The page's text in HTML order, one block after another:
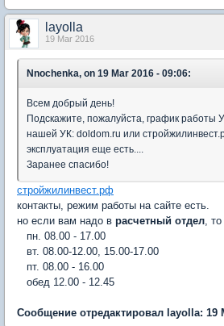
layolla
19 Mar 2016
Nnochenka, on 19 Mar 2016 - 09:06:
Всем добрый день!
Подскажите, пожалуйста, график работы
нашей УК: doldom.ru или
эксплуатация еще есть....
Заранее спасибо!
стройжилинвест.рф
контакты, режим работы на сайте есть.
но если вам надо в расчетный отдел,
пн. 08.00 - 17.00
вт. 08.00-12.00, 15.00-17.00
пт. 08.00 - 16.00
обед 12.00 - 12.45
Сообщение отредактировал layolla: 19